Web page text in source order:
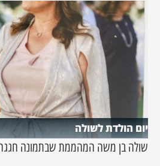
יום הולדת לשולה
שולה בן משה המהממת שבתמונה